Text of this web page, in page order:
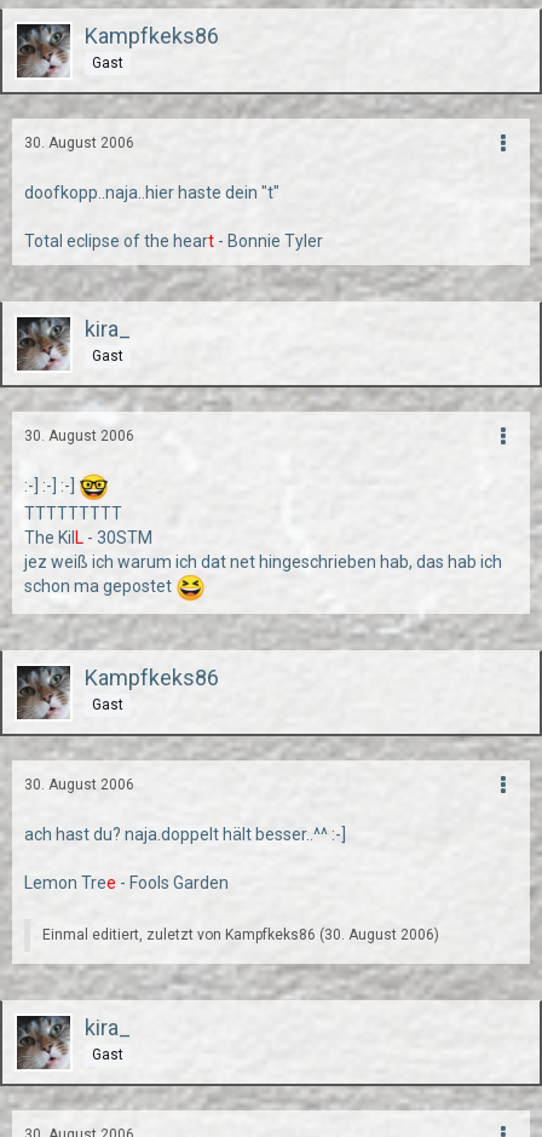
Kampfkeks86
Gast
30. August 2006
doofkopp..naja..hier haste dein "t"
Total eclipse of the heart - Bonnie Tyler
kira_
Gast
30. August 2006
:-] :-] :-]
TTTTTTTTT
The Kil L - 30STM
jez weiß ich warum ich dat net hingeschrieben hab, das hab ich
schon ma gepostet
Kampfkeks86
Gast
30. August 2006
ach hast du? naja.doppelt hält besser..^^ :-]
Lemon Tree - Fools Garden
Einmal editiert, zuletzt von Kampfkeks86 (30. August 2006)
kira_
Gast